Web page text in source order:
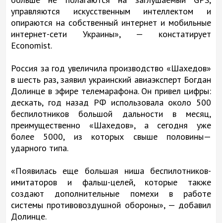
управляются искусственным интеллектом и
опираются на собственный интернет и мобильные
интернет-сети Украины», — констатирует
Economist.
Россия за год увеличила производство «Шахедов»
в шесть раз, заявил украинский авиаэксперт Богдан
Долинце в эфире телемарафона. Он привел цифры:
дескать, год назад РФ использовала около 500
беспилотников большой дальности в месяц,
преимущественно «Шахедов», а сегодня уже
более 5000, из которых свыше половины—
ударного типа.
«Появилась еще большая ниша беспилотников-
имитаторов и фальш-целей, которые также
создают дополнительные помехи в работе
системы противовоздушной обороны», — добавил
Долинце.